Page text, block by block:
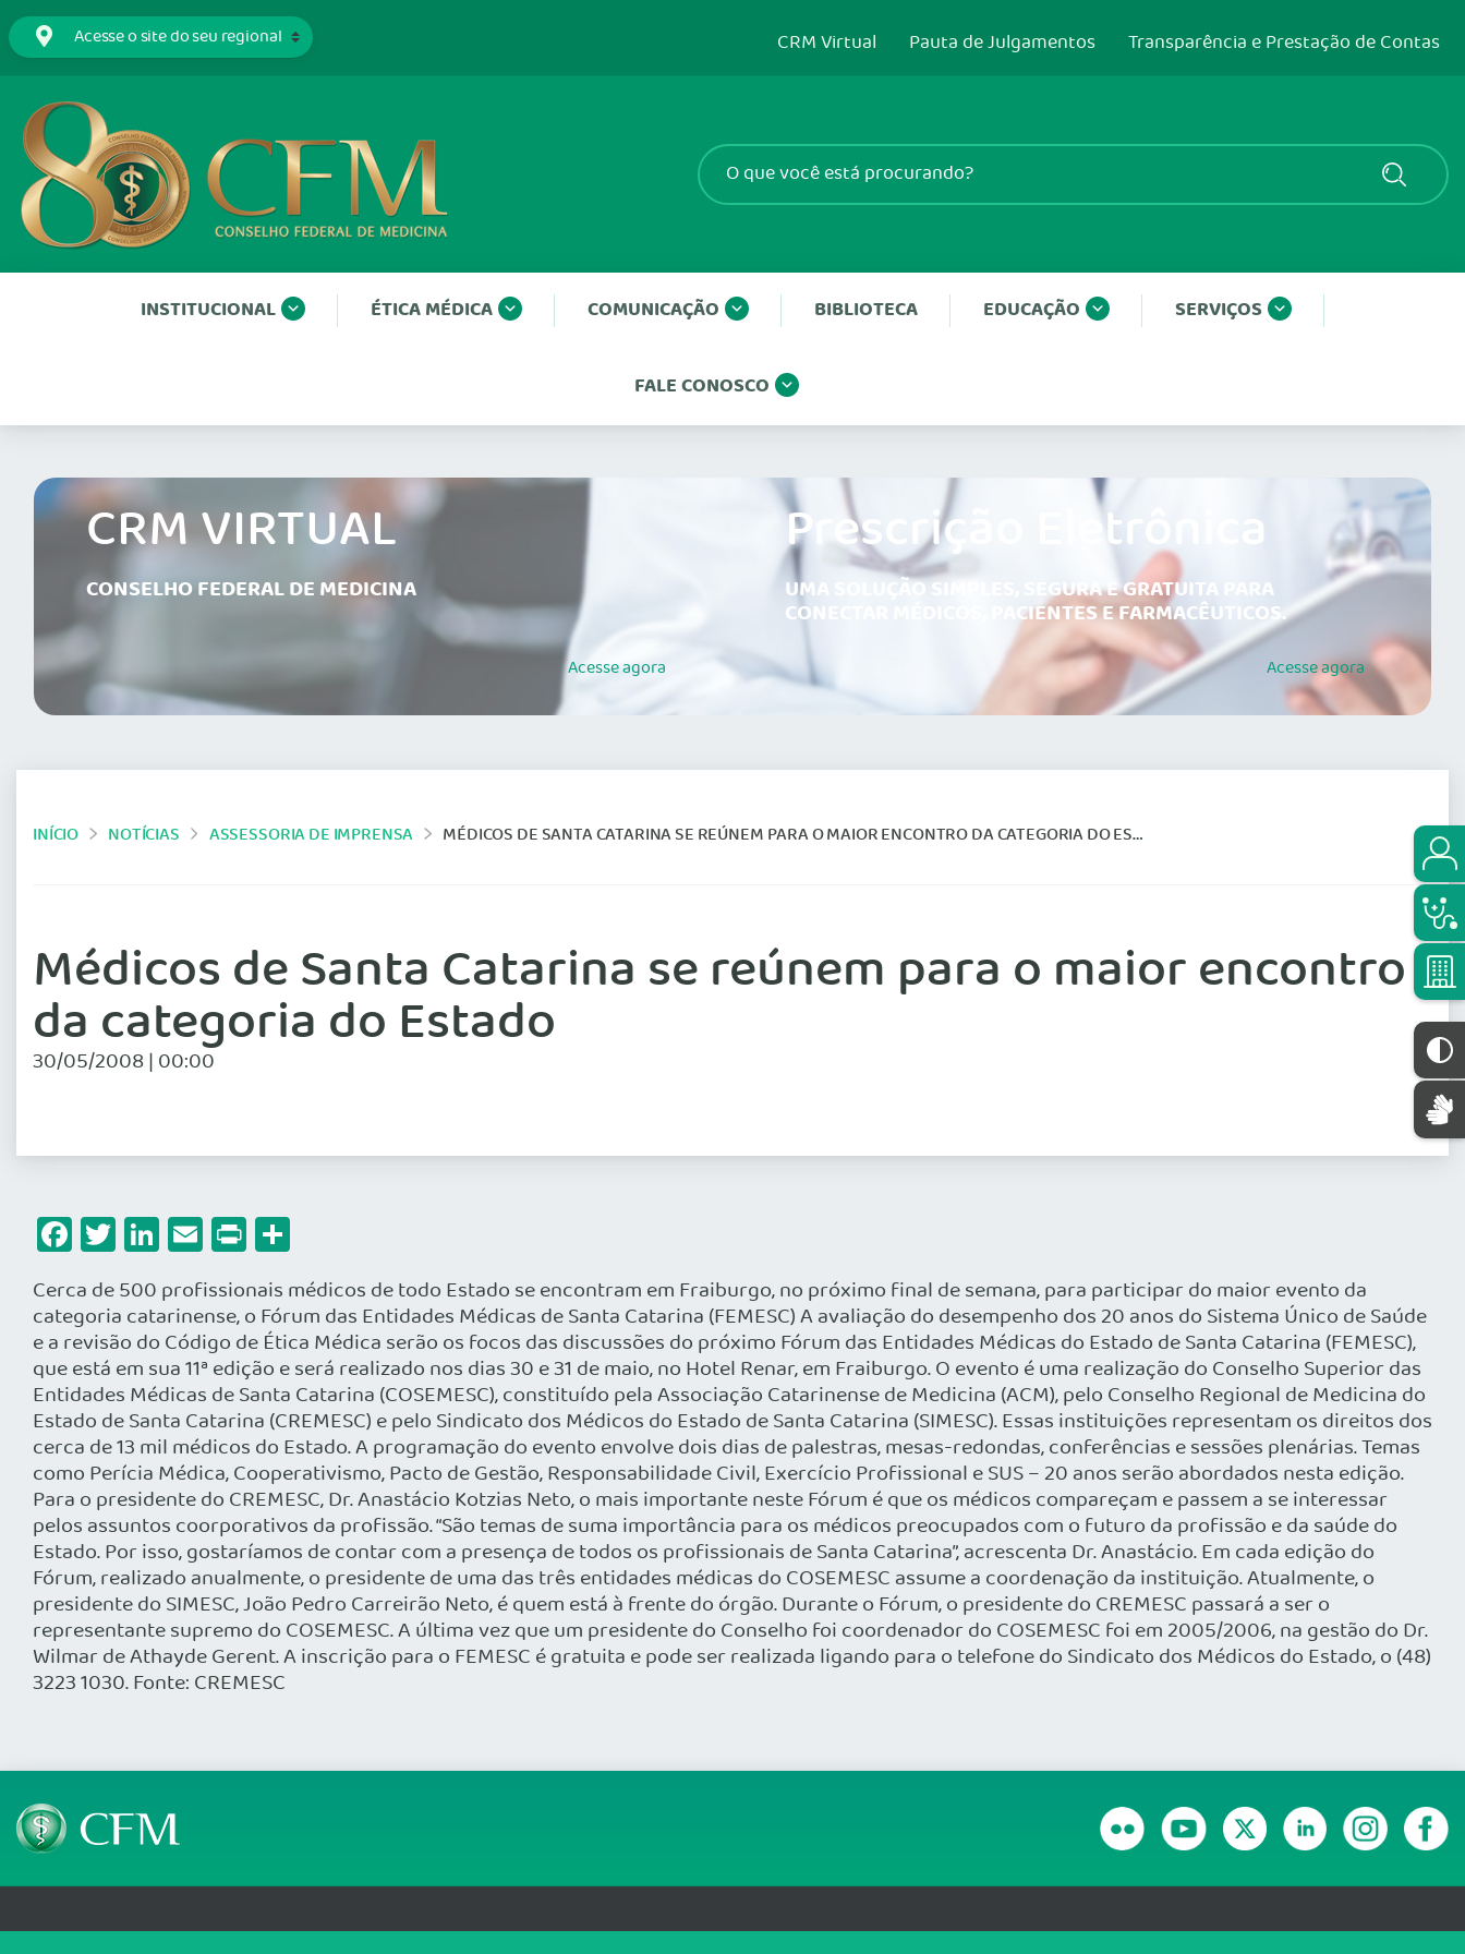
CRM Virtual Pauta de Julgamentos Transparência e Prestação de Contas
INSTITUCIONAL ÉTICA MÉDICA COMUNICAÇÃO BIBLIOTECA EDUCAÇÃO SERVIÇOS
FALE CONOSCO
CRM VIRTUAL
CONSELHO FEDERAL DE MEDICINA
Acesseagora
Prescrição Eletrônica
UMA SOLUÇÃO SIMPLES, SEGURA E GRATUITA PARA
CONECTAR MÉDICOS, PACIENTES E FARMACÊUTICOS.
Acesseagora
INÍCIO NOTÍCIAS ASSESSORIA DE IMPRENSA MÉDICOS DE SANTA CATARINA SE REÚNEM PARA O MAIOR ENCONTRO DA CATEGORIA DO ESTADO
Médicos de Santa Catarina se reúnem para o maior encontro
da categoria do Estado
30/05/2008 | 00:00
Facebook
Twitter
LinkedIn
Email
Print
Cerca de 500 profissionais médicos de todo Estado se encontram em Fraiburgo, no próximo final de semana, para participar do maior evento da
categoria catarinense, o Fórum das Entidades Médicas de Santa Catarina (FEMESC) A avaliação do desempenho dos 20 anos do Sistema Único de Saúde
e a revisão do Código de Ética Médica serão os focos das discussões do próximo Fórum das Entidades Médicas do Estado de Santa Catarina (FEMESC),
que está em sua 11ª edição e será realizado nos dias 30 e 31 de maio, no Hotel Renar, em Fraiburgo. O evento é uma realização do Conselho Superior das
Entidades Médicas de Santa Catarina (COSEMESC), constituído pela Associação Catarinense de Medicina (ACM), pelo Conselho Regional de Medicina do
Estado de Santa Catarina (CREMESC) e pelo Sindicato dos Médicos do Estado de Santa Catarina (SIMESC). Essas instituições representam os direitos dos
cerca de 13 mil médicos do Estado. A programação do evento envolve dois dias de palestras, mesas-redondas, conferências e sessões plenárias. Temas
como Perícia Médica, Cooperativismo, Pacto de Gestão, Responsabilidade Civil, Exercício Profissional e SUS – 20 anos serão abordados nesta edição.
Para o presidente do CREMESC, Dr. Anastácio Kotzias Neto, o mais importante neste Fórum é que os médicos compareçam e passem a se interessar
pelos assuntos coorporativos da profissão. “São temas de suma importância para os médicos preocupados com o futuro da profissão e da saúde do
Estado. Por isso, gostaríamos de contar com a presença de todos os profissionais de Santa Catarina”, acrescenta Dr. Anastácio. Em cada edição do
Fórum, realizado anualmente, o presidente de uma das três entidades médicas do COSEMESC assume a coordenação da instituição. Atualmente, o
presidente do SIMESC, João Pedro Carreirão Neto, é quem está à frente do órgão. Durante o Fórum, o presidente do CREMESC passará a ser o
representante supremo do COSEMESC. A última vez que um presidente do Conselho foi coordenador do COSEMESC foi em 2005/2006, na gestão do Dr.
Wilmar de Athayde Gerent. A inscrição para o FEMESC é gratuita e pode ser realizada ligando para o telefone do Sindicato dos Médicos do Estado, o (48)
3223 1030. Fonte: CREMESC